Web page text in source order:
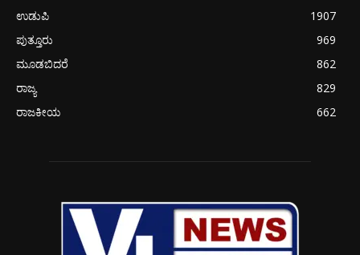
ಉಡುಪಿ
1907
ಪುತ್ತೂರು
969
ಮೂಡಬಿದರೆ
862
ರಾಜ್ಯ
829
ರಾಜಕೀಯ
662